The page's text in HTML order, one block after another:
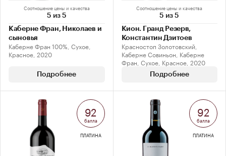
Соотношение цены и качества
5 из 5
Каберне Фран, Николаев и
сыновья
Каберне Фран 100%, Сухое,
Красное, 2020
Подробнее
Соотношение цены и качества
5 из 5
Кион. Гранд Резерв,
Константин Дзитоев
Красностоп Золотовский,
Каберне Совиньон, Каберне
Фран, Сухое, Красное, 2020
Подробнее
92
балла
ПЛАТИНА
92
балла
ПЛАТИНА